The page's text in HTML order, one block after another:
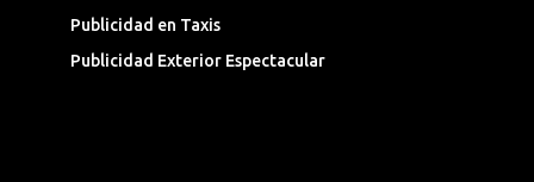
Publicidad en Taxis
Publicidad Exterior Espectacular